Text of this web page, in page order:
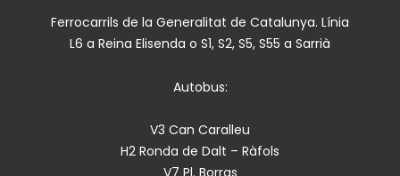
Ferrocarrils de la Generalitat de Catalunya. Línia
L6 a Reina Elisenda o S1, S2, S5, S55 a Sarrià
Autobus:
V3 Can Caralleu
H2 Ronda de Dalt – Ràfols
V7 Pl. Borras